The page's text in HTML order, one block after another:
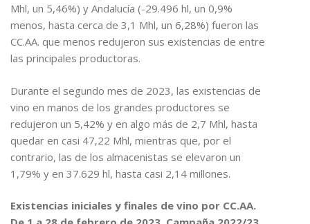
Mhl, un 5,46%) y Andalucía (-29.496 hl, un 0,9%
menos, hasta cerca de 3,1 Mhl, un 6,28%) fueron las
CC.AA. que menos redujeron sus existencias de entre
las principales productoras.
Durante el segundo mes de 2023, las existencias de
vino en manos de los grandes productores se
redujeron un 5,42% y en algo más de 2,7 Mhl, hasta
quedar en casi 47,22 Mhl, mientras que, por el
contrario, las de los almacenistas se elevaron un
1,79% y en 37.629 hl, hasta casi 2,14 millones.
Existencias iniciales y finales de vino por CC.AA.